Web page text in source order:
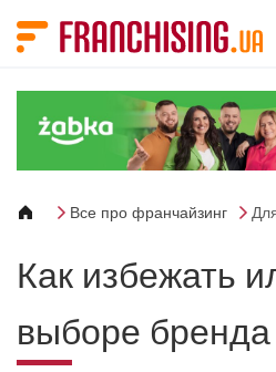
Все про франчайзинг
Как избежать
выборе бренда